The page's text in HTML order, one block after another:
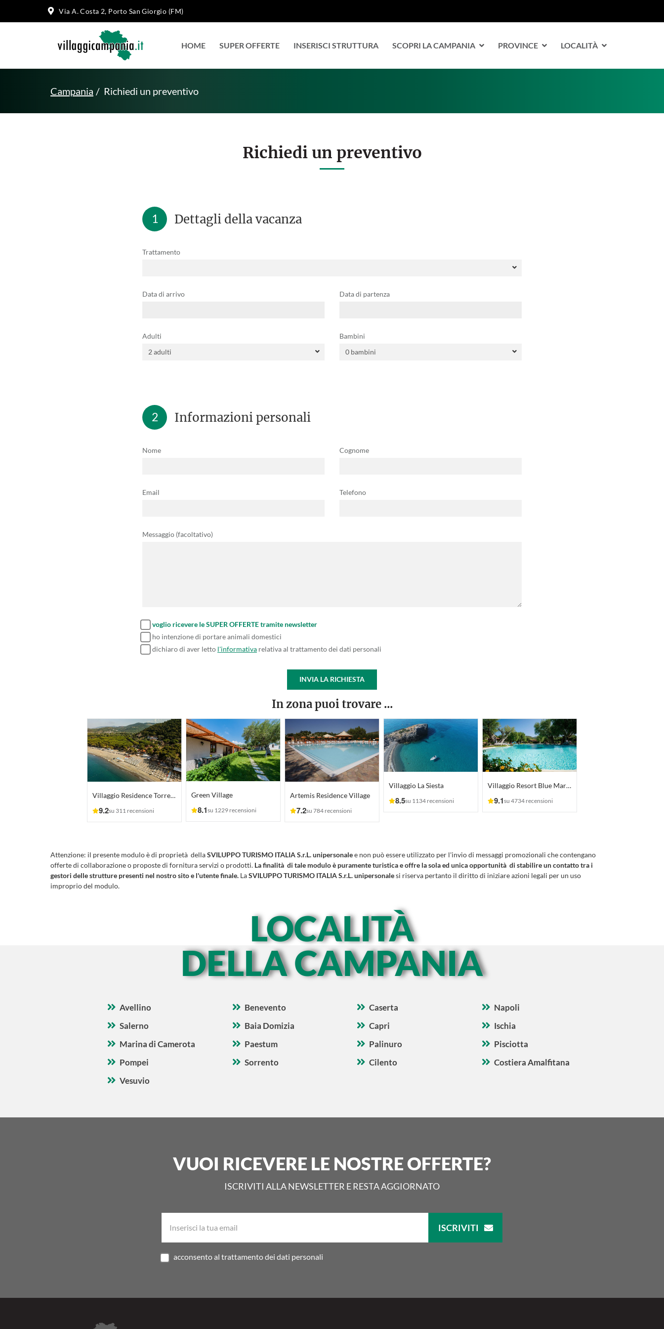
Via A. Costa 2, Porto San Giorgio (FM)
HOME SUPER OFFERTE INSERISCI STRUTTURA SCOPRI LA CAMPANIA PROVINCE LOCALITÀ
Campania Richiedi un preventivo
Richiedi un preventivo
1 Dettagli della vacanza
Trattamento
Data di arrivo Data di partenza
Adulti Bambini
2 Informazioni personali
Nome Cognome
Email Telefono
Messaggio (facoltativo)
voglio ricevere le SUPER OFFERTE tramite newsletter
ho intenzione di portare animali domestici
dichiaro di aver letto l'informativa relativa al trattamento dei dati personali
INVIA LA RICHIESTA
In zona puoi trovare ...
Villaggio Residence Torre Saracena
9.2su 311 recensioni
Green Village
8.1su 1229 recensioni
Artemis Residence Village
7.2su 784 recensioni
Villaggio La Siesta
8.5su 1134 recensioni
Villaggio Resort Blue Marine
9.1su 4734 recensioni
Attenzione: il presente modulo è di proprietà dellaSVILUPPO TURISMO ITALIA S.r.L. unipersonalee non può essere utilizzato per l'invio di messaggi promozionali che contengano
offerte di collaborazione o proposte di fornitura servizi o prodotti. La finalità di tale modulo è puramente turistica e offre la sola ed unica opportunità di stabilire un contatto tra i
gestori delle strutture presenti nel nostro sito e l'utente finale. LaSVILUPPO TURISMO ITALIA S.r.L. unipersonalesi riserva pertanto il diritto di iniziare azioni legali per un uso
improprio del modulo.
LOCALITÀ
DELLA CAMPANIA
Avellino Benevento Caserta
Napoli
Salerno
Baia Domizia Capri
Ischia
Marina di Camerota
Paestum Palinuro
Pisciotta
Pompei
Sorrento Cilento
Costiera Amalfitana
Vesuvio
VUOI RICEVERE LE NOSTRE OFFERTE?
ISCRIVITI ALLA NEWSLETTER E RESTA AGGIORNATO
ISCRIVITI
acconsento al trattamento dei dati personali